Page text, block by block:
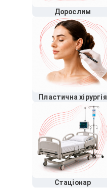
Дорослим
Пластична хірургія
Стаціонар